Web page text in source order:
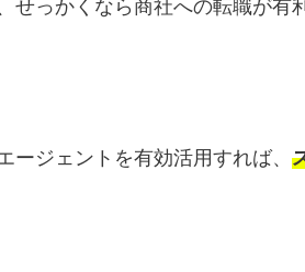
せっかくなら商社への転職が有
ージェントを有効活用すれば、